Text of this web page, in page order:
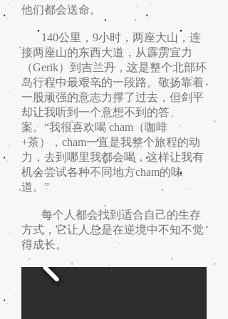
他们都会送命。
140公里，9小时，两座大山，连
接两座山的东西大道，从霹雳宜力
（Gerik）到吉兰丹，这是整个北部环
岛行程中最艰辛的一段路。敬扬靠着
一股顽强的意志力撑了过去，但剑平
却让我听到一个意想不到的答
案。“我很喜欢喝 cham（咖啡
+茶），cham一直是我整个旅程的动
力，去到哪里我都会喝，这样让我有
机会尝试各种不同地方cham的味
道。”
每个人都会找到适合自己的生存
方式，它让人总是在逆境中不知不觉
得成长。